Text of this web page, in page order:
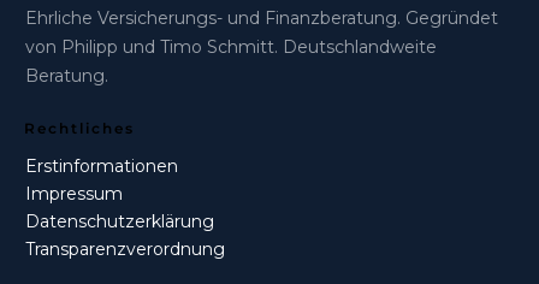
Ehrliche Versicherungs- und Finanzberatung. Gegründet
von Philipp und Timo Schmitt. Deutschlandweite
Beratung.
Rechtliches
Erstinformationen
Impressum
Datenschutzerklärung
Transparenzverordnung